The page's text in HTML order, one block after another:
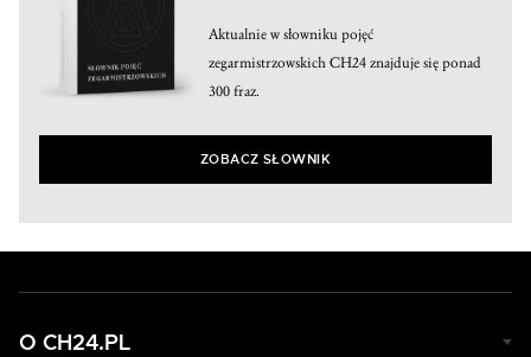
Aktualnie w słowniku pojęć
zegarmistrzowskich CH24 znajduje się ponad
300 fraz.
ZOBACZ SŁOWNIK
O CH24.PL